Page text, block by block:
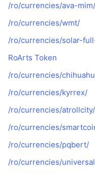
/ro/currencies/ava-mim/
/ro/currencies/wmt/
/ro/currencies/solar-
RoArts Token
/ro/currencies/
/ro/currencies/kyrrex/
/ro/currencies/atrollcity/
/ro/currencies/
/ro/currencies/pqbert/
/ro/currencies/